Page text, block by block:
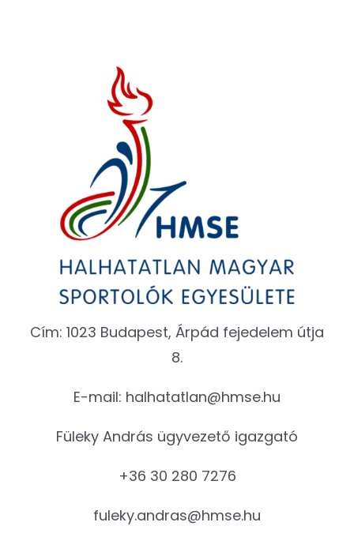
Cím: 1023 Budapest, Árpád fejedelem útja
8.
E-mail: halhatatlan@hmse.hu
Füleky András ügyvezető igazgató
+36 30 280 7276
fuleky.andras@hmse.hu